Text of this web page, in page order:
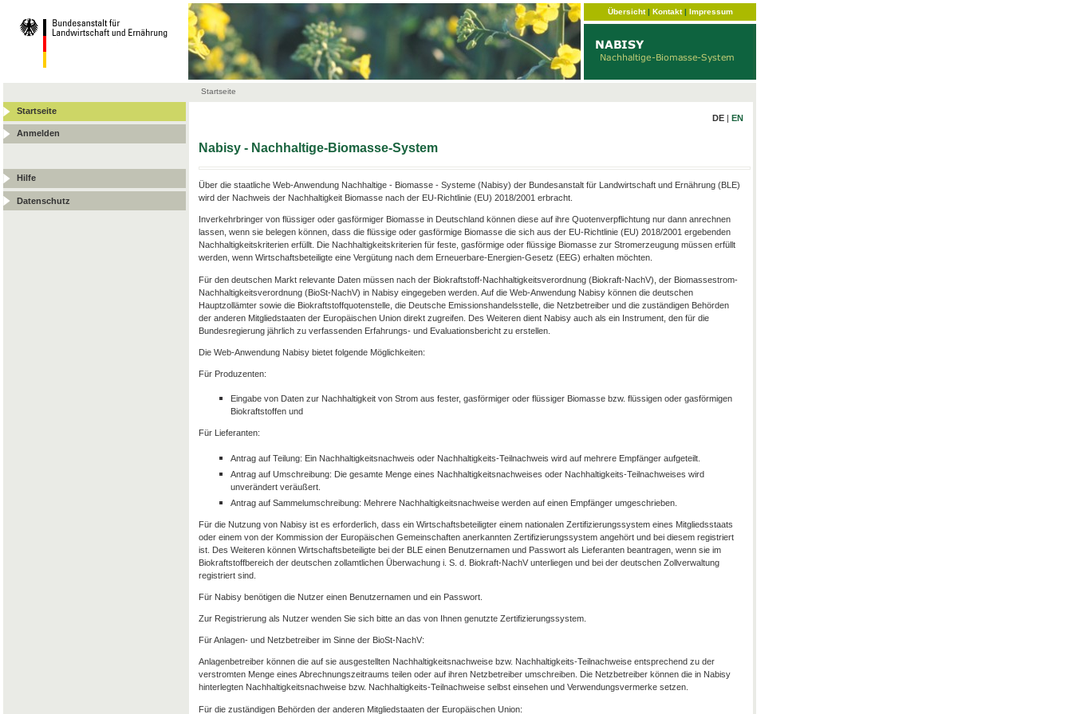
Übersicht| Kontakt| Impressum
Startseite
Startseite
Anmelden
Hilfe
Datenschutz
DE |EN
Nabisy - Nachhaltige-Biomasse-System
Über die staatliche Web-Anwendung Nachhaltige - Biomasse - Systeme (Nabisy) der Bundesanstalt für Landwirtschaft und Ernährung (BLE)
wird der Nachweis der Nachhaltigkeit Biomasse nach der EU-Richtlinie (EU) 2018/2001 erbracht.
Inverkehrbringer von flüssiger oder gasförmiger Biomasse in Deutschland können diese auf ihre Quotenverpflichtung nur dann anrechnen
lassen, wenn sie belegen können, dass die flüssige oder gasförmige Biomasse die sich aus der EU-Richtlinie (EU) 2018/2001 ergebenden
Nachhaltigkeitskriterien erfüllt. Die Nachhaltigkeitskriterien für feste, gasförmige oder flüssige Biomasse zur Stromerzeugung müssen erfüllt
werden, wenn Wirtschaftsbeteiligte eine Vergütung nach dem Erneuerbare-Energien-Gesetz (EEG) erhalten möchten.
Für den deutschen Markt relevante Daten müssen nach der Biokraftstoff-Nachhaltigkeitsverordnung (Biokraft-NachV), der Biomassestrom-
Nachhaltigkeitsverordnung (BioSt-NachV) in Nabisy eingegeben werden. Auf die Web-Anwendung Nabisy können die deutschen
Hauptzollämter sowie die Biokraftstoffquotenstelle, die Deutsche Emissionshandelsstelle, die Netzbetreiber und die zuständigen Behörden
der anderen Mitgliedstaaten der Europäischen Union direkt zugreifen. Des Weiteren dient Nabisy auch als ein Instrument, den für die
Bundesregierung jährlich zu verfassenden Erfahrungs- und Evaluationsbericht zu erstellen.
Die Web-Anwendung Nabisy bietet folgende Möglichkeiten:
Für Produzenten:
Eingabe von Daten zur Nachhaltigkeit von Strom aus fester, gasförmiger oder flüssiger Biomasse bzw. flüssigen oder gasförmigen
Biokraftstoffen und
Für Lieferanten:
Antrag auf Teilung: Ein Nachhaltigkeitsnachweis oder Nachhaltigkeits-Teilnachweis wird auf mehrere Empfänger aufgeteilt.
Antrag auf Umschreibung: Die gesamte Menge eines Nachhaltigkeitsnachweises oder Nachhaltigkeits-Teilnachweises wird
unverändert veräußert.
Antrag auf Sammelumschreibung: Mehrere Nachhaltigkeitsnachweise werden auf einen Empfänger umgeschrieben.
Für die Nutzung von Nabisy ist es erforderlich, dass ein Wirtschaftsbeteiligter einem nationalen Zertifizierungssystem eines Mitgliedsstaats
oder einem von der Kommission der Europäischen Gemeinschaften anerkannten Zertifizierungssystem angehört und bei diesem registriert
ist. Des Weiteren können Wirtschaftsbeteiligte bei der BLE einen Benutzernamen und Passwort als Lieferanten beantragen, wenn sie im
Biokraftstoffbereich der deutschen zollamtlichen Überwachung i. S. d. Biokraft-NachV unterliegen und bei der deutschen Zollverwaltung
registriert sind.
Für Nabisy benötigen die Nutzer einen Benutzernamen und ein Passwort.
Zur Registrierung als Nutzer wenden Sie sich bitte an das von Ihnen genutzte Zertifizierungssystem.
Für Anlagen- und Netzbetreiber im Sinne der BioSt-NachV:
Anlagenbetreiber können die auf sie ausgestellten Nachhaltigkeitsnachweise bzw. Nachhaltigkeits-Teilnachweise entsprechend zu der
verstromten Menge eines Abrechnungszeitraums teilen oder auf ihren Netzbetreiber umschreiben. Die Netzbetreiber können die in Nabisy
hinterlegten Nachhaltigkeitsnachweise bzw. Nachhaltigkeits-Teilnachweise selbst einsehen und Verwendungsvermerke setzen.
Für die zuständigen Behörden der anderen Mitgliedstaaten der Europäischen Union: